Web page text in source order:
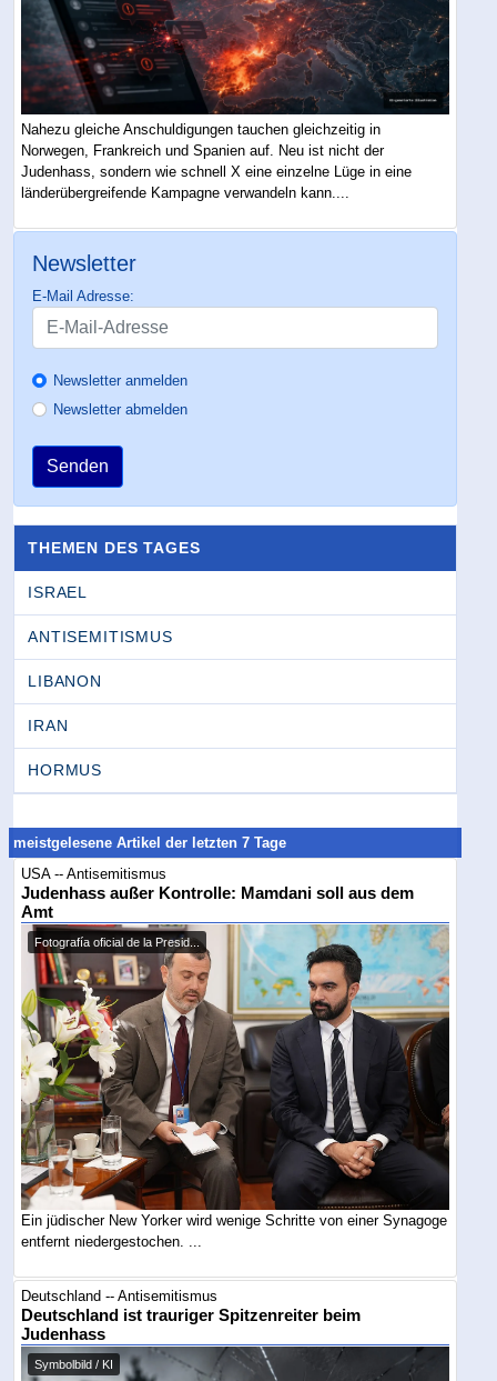
Nahezu gleiche Anschuldigungen tauchen gleichzeitig in
Norwegen, Frankreich und Spanien auf. Neu ist nicht der
Judenhass, sondern wie schnell X eine einzelne Lüge in eine
länderübergreifende Kampagne verwandeln kann....
Newsletter
E-Mail Adresse:
Newsletter anmelden
Newsletter abmelden
Senden
THEMEN DES TAGES
ISRAEL
ANTISEMITISMUS
LIBANON
IRAN
HORMUS
meistgelesene Artikel der letzten 7 Tage
USA -- Antisemitismus
Judenhass außer Kontrolle: Mamdani soll aus dem
Amt
Fotografía oficial de la Presid...
Ein jüdischer New Yorker wird wenige Schritte von einer Synagoge
entfernt niedergestochen. ...
Deutschland -- Antisemitismus
Deutschland ist trauriger Spitzenreiter beim
Judenhass
Symbolbild / KI